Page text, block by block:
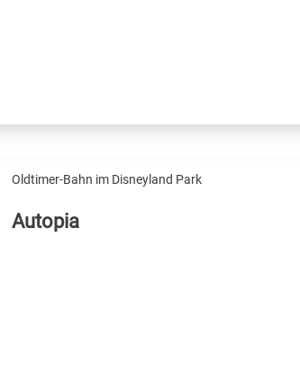
Oldtimer-Bahn im Disneyland Park
Autopia